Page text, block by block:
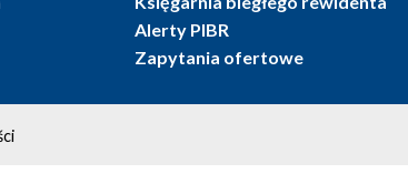
Alerty PIBR
Zapytania ofertowe